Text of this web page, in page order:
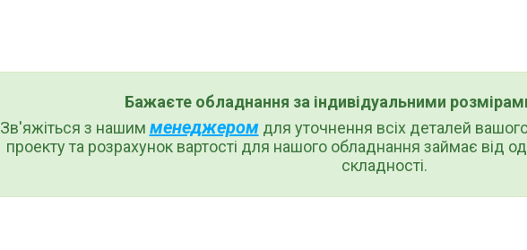
Бажаєте обладнання за індивідуальними
Зв'яжіться з нашим менеджеромдля уточнення всіх деталей
проекту та розрахунок вартості для нашого обладнання займає від
складності.